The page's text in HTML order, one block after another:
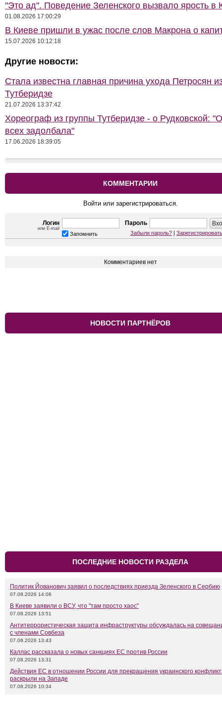
"Это ад". Поведение Зеленского вызвало ярость в
01.08.2026 17:00:29
В Киеве пришли в ужас после слов Макрона о
15.07.2026 10:12:18
Другие новости:
Стала известна главная причина ухода Петросян
Тутберидзе
21.07.2026 13:37:42
Хореограф из группы Тутберидзе - о Рудковской:
всех задолбала"
17.06.2026 18:39:05
КОММЕНТАРИИ
Войти или зарегистрироваться.
Логин
или E-mail
Пароль
Запомнить Забыли пароль? |
Комментариев нет
НОВОСТИ ПАРТНЁРОВ
ПОСЛЕДНИЕ НОВОСТИ РАЗДЕЛА
Политик Йованович заявил о последствиях приезда Зеленского в Сербию
07.08.2026 14:06
В Киеве заявили о ВСУ, что "там просто хаос"
07.08.2026 13:51
Антитеррористическая защита инфраструктуры обсуждалась на
с членами Совбеза
07.08.2026 13:43
Каллас рассказала о новых санкциях ЕС против России
07.08.2026 13:31
Действия ЕС в отношении России для прекращения украинского
раскрыли на Западе
07.08.2026 10:34